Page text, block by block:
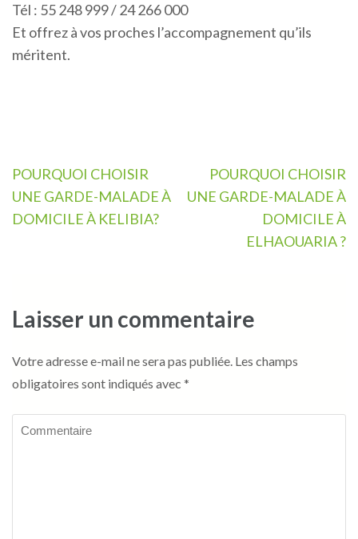
Tél : 55 248 999 / 24 266 000
Et offrez à vos proches l’accompagnement qu’ils
méritent.
Navigation
de
l’article
POURQUOI CHOISIR
UNE GARDE-MALADE À
DOMICILE À KELIBIA?
POURQUOI CHOISIR
UNE GARDE-MALADE À
DOMICILE À
ELHAOUARIA ?
Laisser un commentaire
Votre adresse e-mail ne sera pas publiée. Les champs
obligatoires sont indiqués avec *
Commentaire